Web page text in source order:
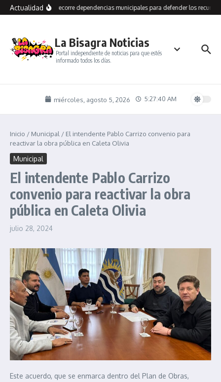
Saltar al contenido
ActualidadGrasso recorre dependencias municipales para defender los
La Bisagra Noticias
Portal independiente de noticias para que estés
informado todos los días.
miércoles, agosto 5, 2026 5:27:41 AM
Inicio / Municipal / El intendente Pablo Carrizo convenio para
reactivar la obra pública en Caleta Olivia
Municipal
El intendente Pablo Carrizo
convenio para reactivar la obra
pública en Caleta Olivia
julio 28, 2024
Este acuerdo, que se enmarca dentro del Plan de Obras,